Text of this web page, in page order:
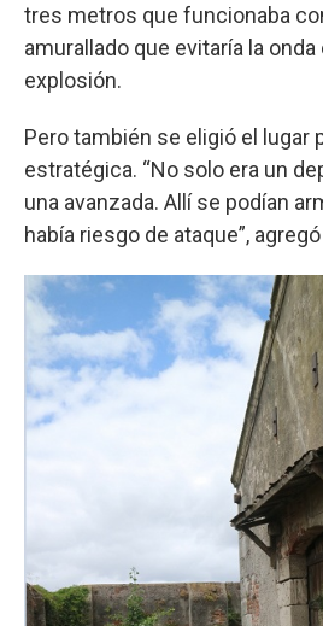
tres metros que funcionaba
amurallado que evitaría la
explosión.
Pero también se eligió el lugar
estratégica. “No solo era un
una avanzada. Allí se podían
había riesgo de ataque”,